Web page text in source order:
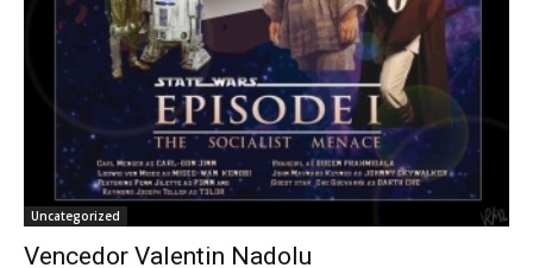
Uncategorized
Vencedor Valentin Nadolu